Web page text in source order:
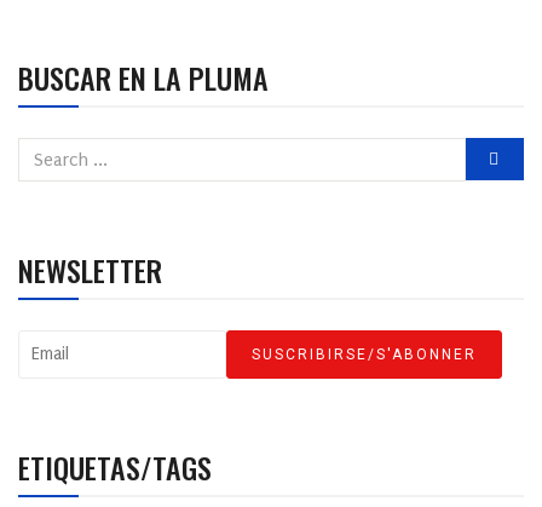
BUSCAR EN LA PLUMA
NEWSLETTER
ETIQUETAS/TAGS